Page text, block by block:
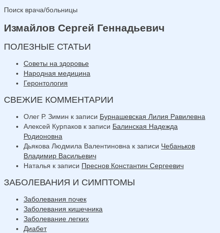
Поиск врача/больницы
Измайлов Сергей Геннадьевич
ПОЛЕЗНЫЕ СТАТЬИ
Советы на здоровье
Народная медицина
Геронтология
СВЕЖИЕ КОММЕНТАРИИ
Олег Р. Зимин к записи Бурнашевская Лилия Равилевна
Алексей Курпаков к записи Балинская Надежда
Родионовна
Дьякова Людмила Валентиновна к записи Чебаньков
Владимир Васильевич
Наталья к записи Преснов Константин Сергеевич
ЗАБОЛЕВАНИЯ И СИМПТОМЫ
Заболевания почек
Заболевания кишечника
Заболевание легких
Диабет